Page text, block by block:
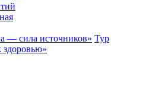
— сила источников» Тур
здоровью»